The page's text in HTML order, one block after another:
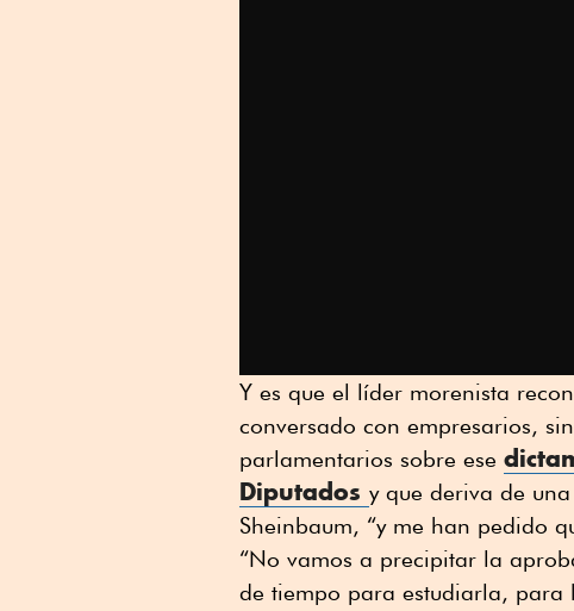
Y es que el líder morenista
conversado con empresarios,
parlamentarios sobre ese
Diputados y que deriva de
Sheinbaum, “y me han pedido
“No vamos a precipitar la
de tiempo para estudiarla, para